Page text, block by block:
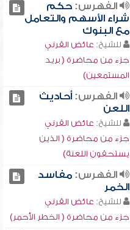
الفهرس:حكم
شراء الأسهم والتعامل
مع البنوك
للشيخ: عائض القرني
جزء من محاضرة ( بريد
المستمعين)
الفهرس:أحاديث
اللعن
للشيخ: عائض القرني
جزء من محاضرة ( الذين
يستحقون اللعنة)
الفهرس:مفاسد
الخمر
للشيخ: عائض القرني
جزء من محاضرة ( الخطر الأحمر)